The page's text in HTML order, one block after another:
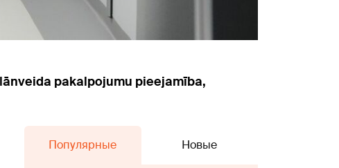
pakalpojumu pieejamība,
Популярные Новые